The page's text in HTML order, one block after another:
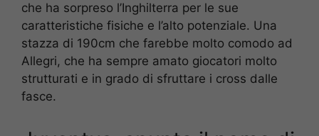
che ha sorpreso l’Inghilterra per le sue
caratteristiche fisiche e l’alto potenziale. Una
stazza di 190cm che farebbe molto comodo ad
Allegri, che ha sempre amato giocatori molto
strutturati e in grado di sfruttare i cross dalle
fasce.